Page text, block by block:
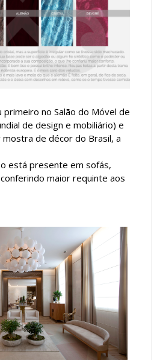
no Salão do Móvel de
de design e mobiliário) e
de décor do Brasil, a
está presente em sofás,
maior requinte aos